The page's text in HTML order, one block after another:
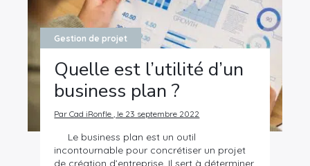
Gestion de projet
Quelle est l’utilité d’un
business plan ?
Par Cad iRonfle , le 23 septembre 2022
Le business plan est un outil
incontournable pour concrétiser un projet
de création d’entreprise. Il sert à déterminer